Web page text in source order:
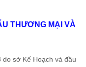
THƯƠNG MẠI VÀ
sở Kế Hoạch và đầu